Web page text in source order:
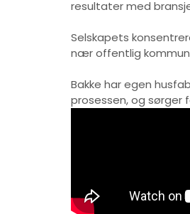
resultater med
Selskapets
nær offentlig
Bakke har egen
prosessen, og sørger